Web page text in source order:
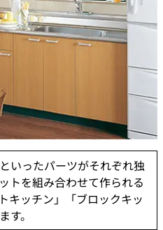
いったパーツがそれぞれ独
トを組み合わせて作られる
キッチン」「ブロックキッ
す。